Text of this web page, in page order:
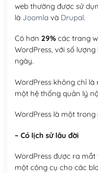
web thường được sử
là Joomla và Drupal.
Có hơn 29%các trang
WordPress, với số
ngày.
WordPress không chỉ
một hệ thống quản lý
WordPress là một trong
– Có lịch sử lâu đời
WordPress được ra mắt
một công cụ cho các